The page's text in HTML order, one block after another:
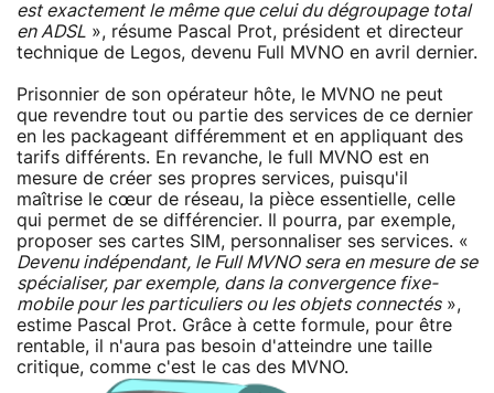
est exactement le même que celui du dégroupage total
en ADSL », résume Pascal Prot, président et directeur
technique de Legos, devenu Full MVNO en avril dernier.
Prisonnier de son opérateur hôte, le MVNO ne peut
que revendre tout ou partie des services de ce dernier
en les packageant différemment et en appliquant des
tarifs différents. En revanche, le full MVNO est en
mesure de créer ses propres services, puisqu'il
maîtrise le cœur de réseau, la pièce essentielle, celle
qui permet de se différencier. Il pourra, par exemple,
proposer ses cartes SIM, personnaliser ses services. «
Devenu indépendant, le Full MVNO sera en mesure de se
spécialiser, par exemple, dans la convergence fixe-
mobile pour les particuliers ou les objets connectés»,
estime Pascal Prot. Grâce à cette formule, pour être
rentable, il n'aura pas besoin d'atteindre une taille
critique, comme c'est le cas des MVNO.